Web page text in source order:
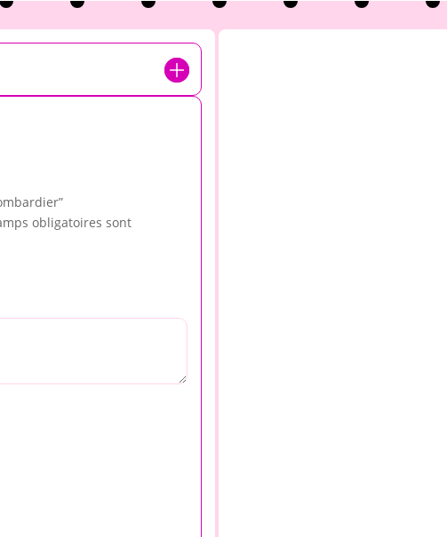
obligatoires sont